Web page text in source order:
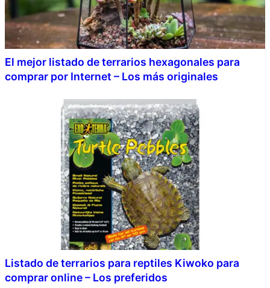
El mejor listado de terrarios hexagonales para
comprar por Internet – Los más originales
Listado de terrarios para reptiles Kiwoko para
comprar online – Los preferidos